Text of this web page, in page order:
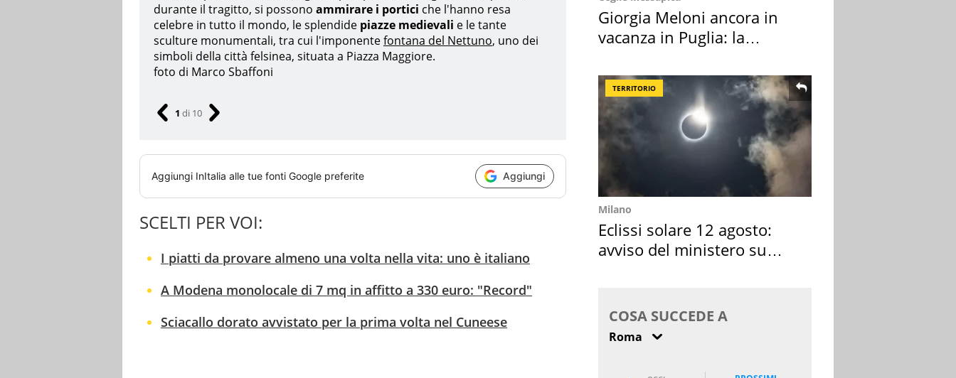
durante il tragitto, si possono ammirare i portici che l'hanno resa
celebre in tutto il mondo, le splendide piazze medievali e le tante
sculture monumentali, tra cui l'imponentefontana del Nettuno, uno dei
simboli della città felsinea, situata a Piazza Maggiore.
foto di Marco Sbaffoni
1 di 10
Aggiungi InItalia alle tue fonti Google preferite Aggiungi
SCELTI PER VOI:
I piatti da provare almeno una volta nella vita: uno è italiano
A Modena monolocale di 7 mq in affitto a 330 euro: "Record"
Sciacallo dorato avvistato per la prima volta nel Cuneese
Giorgia Meloni ancora in
vacanza in Puglia: la
TERRITORIO
Milano
Eclissi solare 12 agosto:
avviso del ministero su